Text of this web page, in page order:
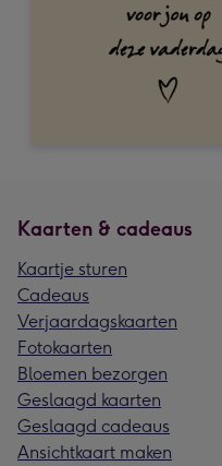
Kaarten & cadeaus
Kaartje sturen
Cadeaus
Verjaardagskaarten
Fotokaarten
Bloemen bezorgen
Geslaagd kaarten
Geslaagd cadeaus
Ansichtkaart maken